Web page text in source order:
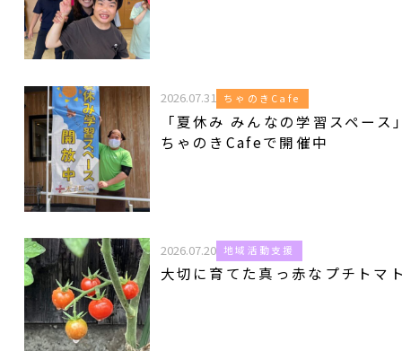
2026.07.31 ちゃのきCafe
「夏休み みんなの学習スペース
ちゃのきCafeで開催中
2026.07.20 地域活動支援
大切に育てた真っ赤なプチトマ